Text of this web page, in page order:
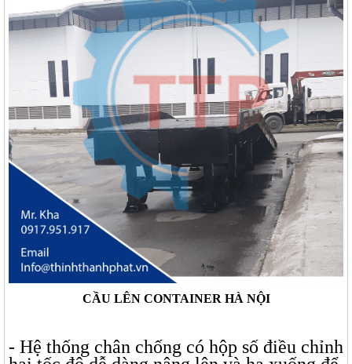
CẦU LÊN CONTAINER HÀ NỘI
- Hệ thống chân chống có hộp số điều chỉnh